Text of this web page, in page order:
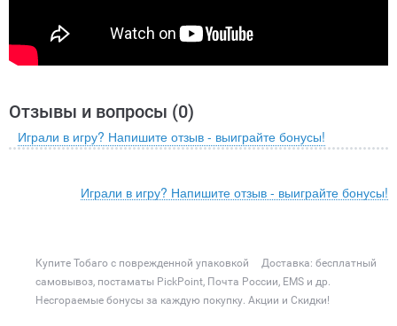
Отзывы и вопросы (0)
Играли в игру? Напишите отзыв - выиграйте бонусы!
Играли в игру? Напишите отзыв - выиграйте бонусы!
Купите Тобаго с поврежденной упаковкой
Доставка: бесплатный
самовывоз, постаматы PickPoint, Почта России, EMS и др.
Несгораемые бонусы за каждую покупку. Акции и Скидки!